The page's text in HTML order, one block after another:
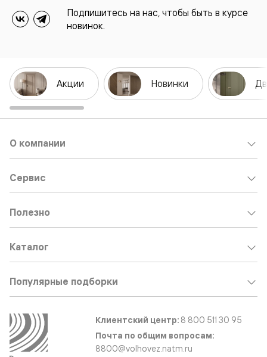
Подпишитесь на нас, чтобы быть в курсе
новинок.
Акции Новинки
О компании
Сервис
Полезно
Каталог
Популярные подборки
Клиентский центр: 8 800 511 30 95
Почта по общим вопросам:
8800@volhovez.natm.ru